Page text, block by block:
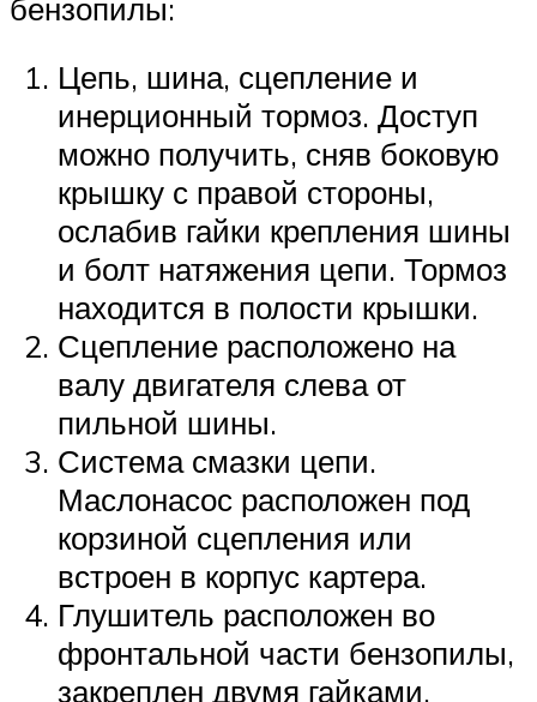
бензопилы:
Цепь, шина, сцепление и
инерционный тормоз. Доступ
можно получить, сняв боковую
крышку с правой стороны,
ослабив гайки крепления шины
и болт натяжения цепи. Тормоз
находится в полости крышки.
Сцепление расположено на
валу двигателя слева от
пильной шины.
Система смазки цепи.
Маслонасос расположен под
корзиной сцепления или
встроен в корпус картера.
Глушитель расположен во
фронтальной части бензопилы,
закреплен двумя гайками.